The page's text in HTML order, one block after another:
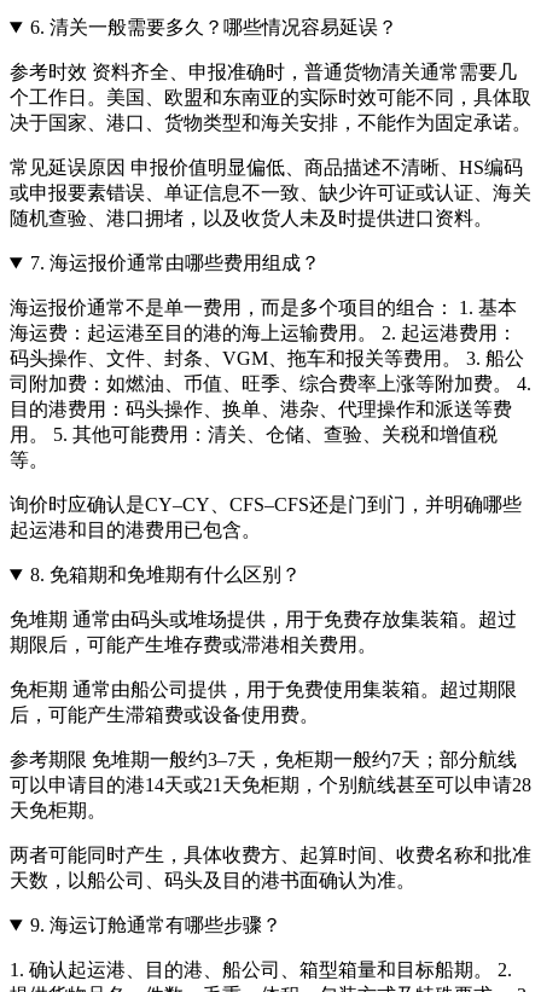
6. 清关一般需要多久？哪些情况容易延误？
参考时效 资料齐全、申报准确时，普通货物清关通常需要几
个工作日。美国、欧盟和东南亚的实际时效可能不同，具体取
决于国家、港口、货物类型和海关安排，不能作为固定承诺。
常见延误原因 申报价值明显偏低、商品描述不清晰、HS编码
或申报要素错误、单证信息不一致、缺少许可证或认证、海关
随机查验、港口拥堵，以及收货人未及时提供进口资料。
7. 海运报价通常由哪些费用组成？
海运报价通常不是单一费用，而是多个项目的组合： 1. 基本
海运费：起运港至目的港的海上运输费用。 2. 起运港费用：
码头操作、文件、封条、VGM、拖车和报关等费用。 3. 船公
司附加费：如燃油、币值、旺季、综合费率上涨等附加费。 4.
目的港费用：码头操作、换单、港杂、代理操作和派送等费
用。 5. 其他可能费用：清关、仓储、查验、关税和增值税
等。
询价时应确认是CY–CY、CFS–CFS还是门到门，并明确哪些
起运港和目的港费用已包含。
8. 免箱期和免堆期有什么区别？
免堆期 通常由码头或堆场提供，用于免费存放集装箱。超过
期限后，可能产生堆存费或滞港相关费用。
免柜期 通常由船公司提供，用于免费使用集装箱。超过期限
后，可能产生滞箱费或设备使用费。
参考期限 免堆期一般约3–7天，免柜期一般约7天；部分航线
可以申请目的港14天或21天免柜期，个别航线甚至可以申请28
天免柜期。
两者可能同时产生，具体收费方、起算时间、收费名称和批准
天数，以船公司、码头及目的港书面确认为准。
9. 海运订舱通常有哪些步骤？
1. 确认起运港、目的港、船公司、箱型箱量和目标船期。 2.